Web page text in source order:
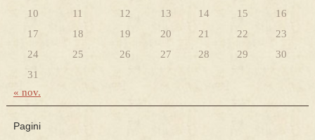
10
11 12 13 14 15
16
17
18 19 20 21 22
23
24
25 26 27 28 29
30
31
« nov.
Pagini